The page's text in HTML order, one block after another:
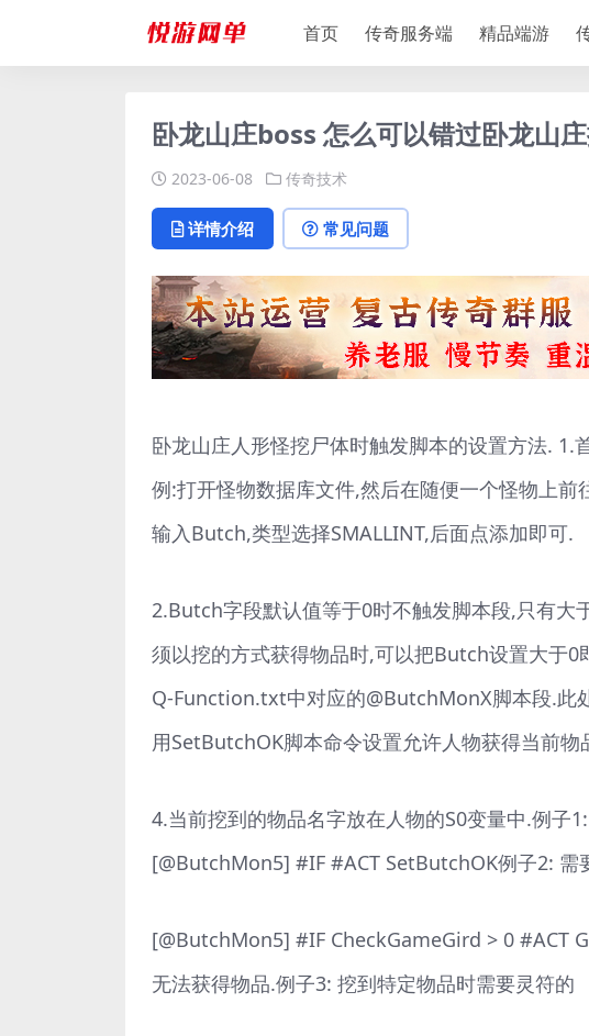
首页 传奇服务端 精品端游
卧龙山庄boss 怎么可以错过卧龙山
2023-06-08 传奇技术
详情介绍 常见问题
卧龙山庄人形怪挖尸体时触发脚本的设置方法.
例:打开怪物数据库文件,然后在随便一个怪物上
输入Butch,类型选择SMALLINT,后面点添加即可.
2.Butch字段默认值等于0时不触发脚本段,只有大
须以挖的方式获得物品时,可以把Butch设置大于
Q-Function.txt中对应的@ButchMonX脚本段.此
用SetButchOK脚本命令设置允许人物获得当前物
4.当前挖到的物品名字放在人物的S0变量中.例子
[@ButchMon5] #IF #ACT SetButchOK例子2: 需
[@ButchMon5] #IF CheckGameGird > 0 #ACT
无法获得物品.例子3: 挖到特定物品时需要灵符的